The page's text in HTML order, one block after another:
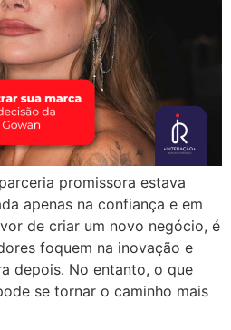
promissora estava
apenas na confiança e em
de criar um novo negócio, é
foquem na inovação e
depois. No entanto, o que
se tornar o caminho mais